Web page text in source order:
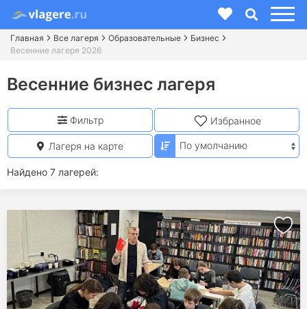
Главная Все лагеря Образовательные
Бизнес
Весенние лагеря 2026
Весенние бизнес лагеря
Найдено 7 лагерей:
Фильтр Избранное
Лагеря на карте